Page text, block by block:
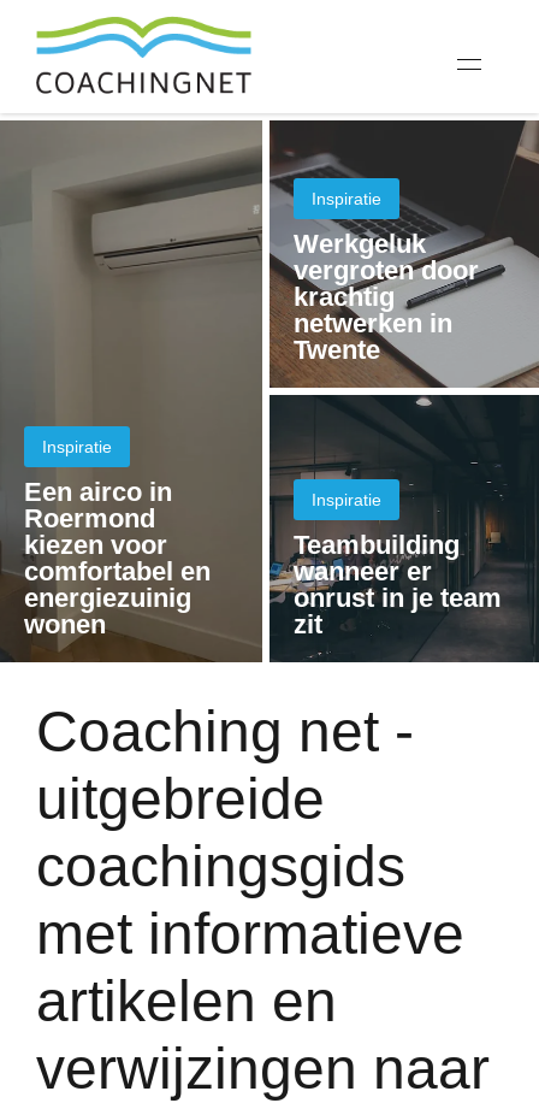
Inspiratie
Een airco in
Roermond
kiezen voor
comfortabel en
energiezuinig
wonen
Inspiratie
Werkgeluk
vergroten door
krachtig
netwerken in
Twente
Inspiratie
Teambuilding
wanneer er
onrust in je team
zit
Coaching net -
uitgebreide
coachingsgids
met informatieve
artikelen en
verwijzingen naar